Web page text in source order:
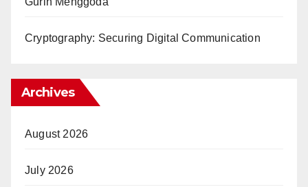
Cryptography: Securing Digital Communication
Archives
August 2026
July 2026